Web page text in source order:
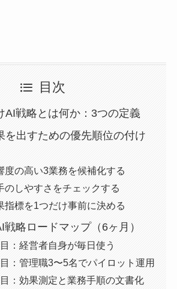
目次
AI戦略とは何か：3つの定義
を出すための優先順位の付け
度の高い3業務を候補化する
のしやすさをチェックする
指標を1つだけ事前に決める
戦略ロードマップ（6ヶ月）
：経営者自身が毎日使う
：管理職3〜5名でパイロット運用
：効果測定と業務手順の文書化